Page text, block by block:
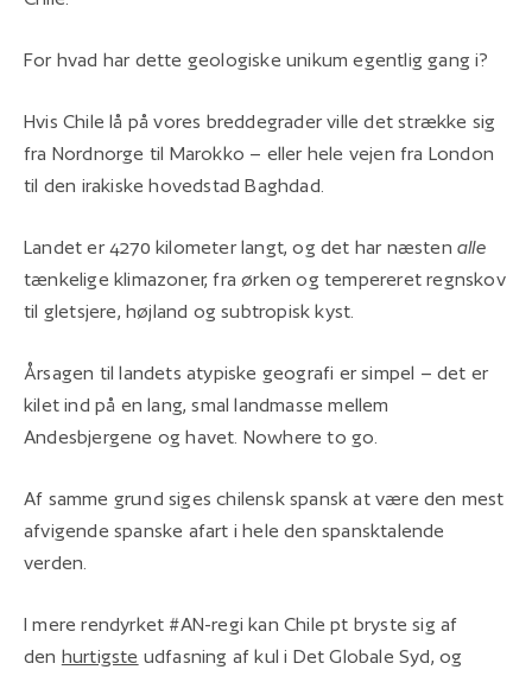
For hvad har dette geologiske unikum egentlig gang i?
Hvis Chile lå på vores breddegrader ville det strække sig
fra Nordnorge til Marokko – eller hele vejen fra London
til den irakiske hovedstad Baghdad.
Landet er 4270 kilometer langt, og det har næsten alle
tænkelige klimazoner, fra ørken og tempereret regnskov
til gletsjere, højland og subtropisk kyst.
Årsagen til landets atypiske geografi er simpel – det er
kilet ind på en lang, smal landmasse mellem
Andesbjergene og havet. Nowhere to go.
Af samme grund siges chilensk spansk at være den mest
afvigende spanske afart i hele den spansktalende
verden.
I mere rendyrket #AN-regi kan Chile pt bryste sig af
den hurtigste udfasning af kul i Det Globale Syd, og